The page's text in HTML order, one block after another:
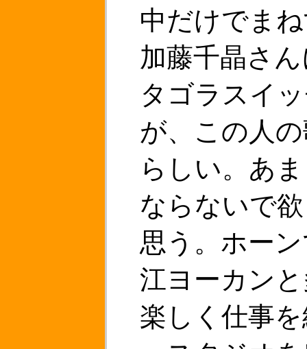
中だけでま
加藤千晶さ
タゴラスイ
が、この人
らしい。あ
ならないで
思う。ホー
江ヨーカン
楽しく仕事